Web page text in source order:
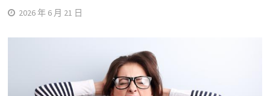
2026 年 6 月 21 日